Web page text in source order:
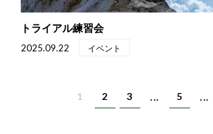
トライアル練習会
2025.09.22 イベント
1 2 3 ... 5 ...